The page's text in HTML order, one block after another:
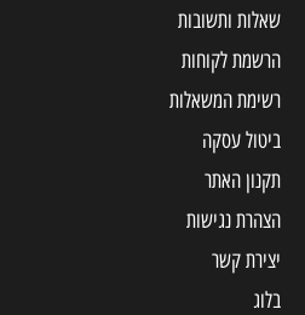
שאלות ותשובות
הרשמת לקוחות
רשימת המשאלות
ביטול עסקה
תקנון האתר
הצהרת נגישות
יצירת קשר
בלוג